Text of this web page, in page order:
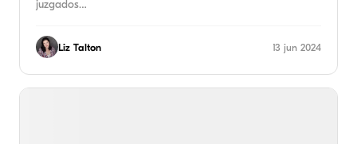
juzgados…
Liz Talton 13 jun 2024